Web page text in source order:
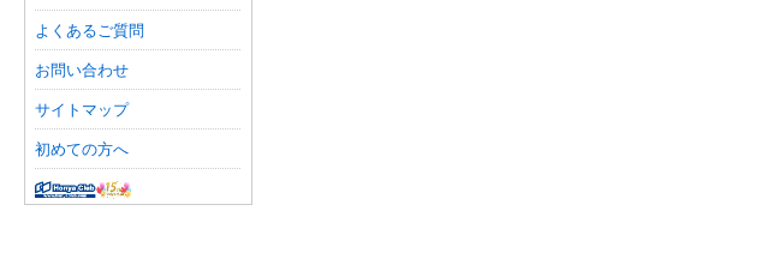
よくあるご質問
お問い合わせ
サイトマップ
初めての方へ